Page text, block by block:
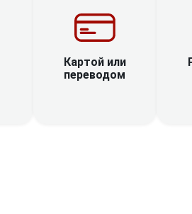
Картой или
переводом